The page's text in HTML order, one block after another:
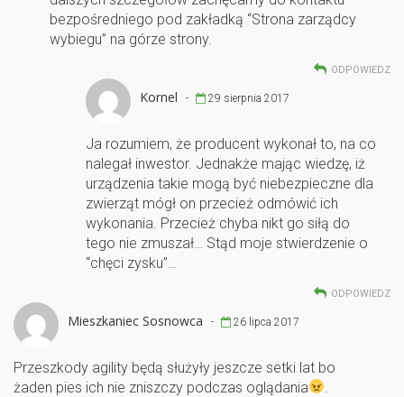
bezpośredniego pod zakładką “Strona zarządcy
wybiegu” na górze strony.
ODPOWIEDZ
Kornel - 29 sierpnia 2017
Ja rozumiem, że producent wykonał to, na co
nalegał inwestor. Jednakże mając wiedzę, iż
urządzenia takie mogą być niebezpieczne dla
zwierząt mógł on przecież odmówić ich
wykonania. Przecież chyba nikt go siłą do
tego nie zmuszał… Stąd moje stwierdzenie o
“chęci zysku”…
ODPOWIEDZ
Mieszkaniec Sosnowca - 26 lipca 2017
Przeszkody agility będą służyły jeszcze setki lat bo
żaden pies ich nie zniszczy podczas oglądania